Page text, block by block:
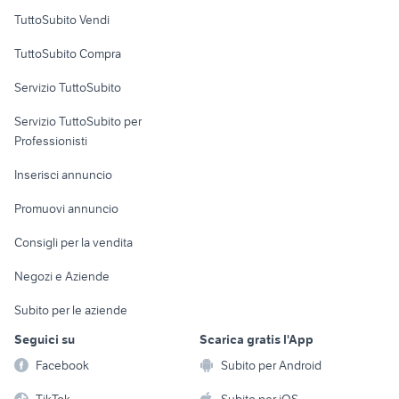
Informatica
Console e
Fotografia
Telefonia
Biciclette
TuttoSubito Vendi
TuttoSubito Compra
Servizio TuttoSubito
Servizio TuttoSubito per
Professionisti
Inserisci annuncio
Promuovi annuncio
Consigli per la vendita
Negozi e Aziende
Subito per le aziende
Seguici su
Facebook
Scarica gratis l'App
Subito per Android